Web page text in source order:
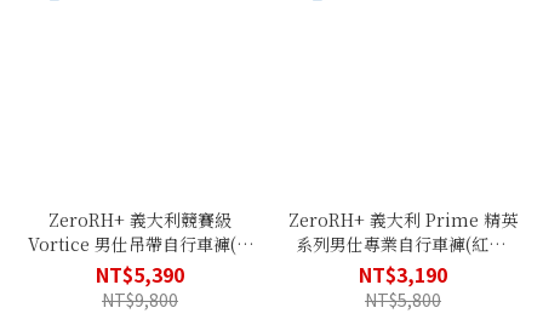
ZeroRH+ 義大利競賽級
Vortice 男仕吊帶自行車褲(黑
色) ECU 0515_R90
NT$5,390
NT$9,800
ZeroRH+ 義大利 Prime 精英
系列男仕專業自行車褲(紅色)
ECU 0525_903
NT$3,190
NT$5,800